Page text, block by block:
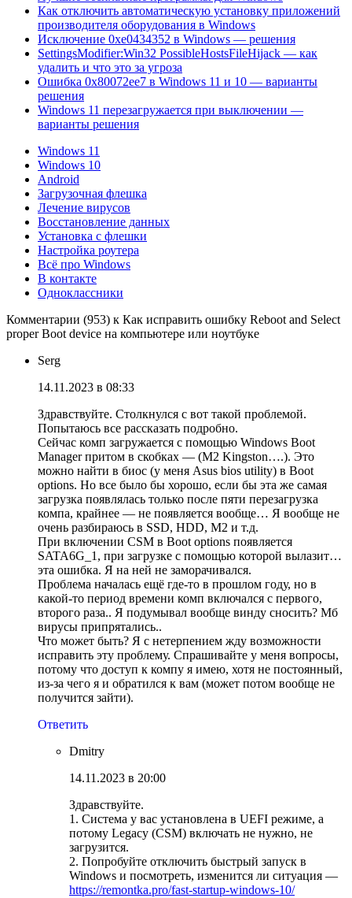
Как отключить автоматическую установку приложений
производителя оборудования в Windows
Исключение 0xe0434352 в Windows — решения
SettingsModifier:Win32 PossibleHostsFileHijack — как
удалить и что это за угроза
Ошибка 0x80072ee7 в Windows 11 и 10 — варианты
решения
Windows 11 перезагружается при выключении —
варианты решения
Windows 11
Windows 10
Android
Загрузочная флешка
Лечение вирусов
Восстановление данных
Установка с флешки
Настройка роутера
Всё про Windows
В контакте
Одноклассники
Комментарии (953) к Как исправить ошибку Reboot and Select
proper Boot device на компьютере или ноутбуке
Serg
14.11.2023 в 08:33
Здравствуйте. Столкнулся с вот такой проблемой.
Попытаюсь все рассказать подробно.
Сейчас комп загружается с помощью Windows Boot
Manager притом в скобках — (M2 Kingston….). Это
можно найти в биос (у меня Asus bios utility) в Boot
options. Но все было бы хорошо, если бы эта же самая
загрузка появлялась только после пяти перезагрузка
компа, крайнее — не появляется вообще… Я вообще не
очень разбираюсь в SSD, HDD, M2 и т.д.
При включении CSM в Boot options появляется
SATA6G_1, при загрузке с помощью которой вылазит…
эта ошибка. Я на ней не заморачивался.
Проблема началась ещё где-то в прошлом году, но в
какой-то период времени комп включался с первого,
второго раза.. Я подумывал вообще винду сносить? Мб
вирусы припрятались..
Что может быть? Я с нетерпением жду возможности
исправить эту проблему. Спрашивайте у меня вопросы,
потому что доступ к компу я имею, хотя не постоянный,
из-за чего я и обратился к вам (может потом вообще не
получится зайти).
Ответить
Dmitry
14.11.2023 в 20:00
Здравствуйте.
1. Система у вас установлена в UEFI режиме, а
потому Legacy (CSM) включать не нужно, не
загрузится.
2. Попробуйте отключить быстрый запуск в
Windows и посмотреть, изменится ли ситуация —
https://remontka.pro/fast-startup-windows-10/